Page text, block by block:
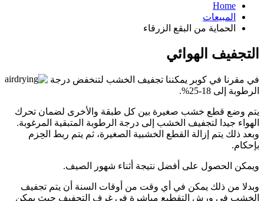
Home
المبيعات
الحماية من البقع الزرقاء
التجفيف الهوائي
في مقرنا في كوبر يمكننا تجفيف الخشب لتنخفض درجة
الرطوبة إلى 18-25%.
يتم وضع قطع خشب صغيرة بين كل طبقة والأخرى لضمان تحرك
الهواء جيدا لتجفيف الخشب إلى درجة الرطوبة المتبقية المرغوبة.
وبعد ذلك يتم إزالة القطع الخشبية الصغيرة، ثم يتم ربط الحِزم
بإحكام.
ويمكن الحصول على أفضل نتيجة أثناء شهور الصيف.
وبدلا من ذلك يمكن في أي وقت من أوقات السنة أن يتم تجفيف
الخشب في ورش التقطيع مباشرة في غرف التجفيف حيث يمكن